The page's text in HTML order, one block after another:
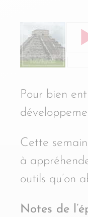
Pour bien
Cette
à
outils qu’on
Notes de